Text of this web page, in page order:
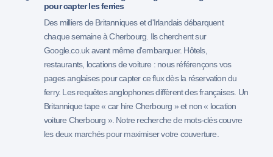
pour capter les ferries
Des milliers de Britanniques et d'Irlandais débarquent
chaque semaine à Cherbourg. Ils cherchent sur
Google.co.uk avant même d'embarquer. Hôtels,
restaurants, locations de voiture : nous référençons vos
pages anglaises pour capter ce flux dès la réservation du
ferry. Les requêtes anglophones diffèrent des françaises. Un
Britannique tape « car hire Cherbourg » et non « location
voiture Cherbourg ». Notre recherche de mots-clés couvre
les deux marchés pour maximiser votre couverture.